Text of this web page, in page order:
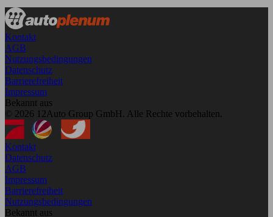
Kontakt
AGB
Nutzungsbedingungen
Datenschutz
Barrierefreiheit
Impressum
Bekannt aus
© 2026 12Auto Group GmbH. Alle Rechte vorbehalten.
Kontakt
Datenschutz
AGB
Impressum
Barrierefreiheit
Nutzungsbedingungen
Bekannt aus